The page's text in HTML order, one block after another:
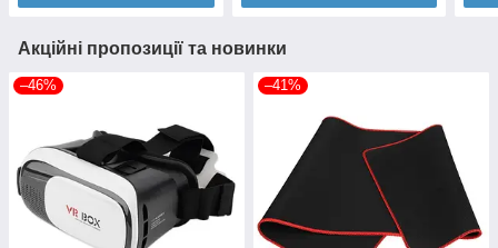
Акційні пропозиції та новинки
–46% –41%